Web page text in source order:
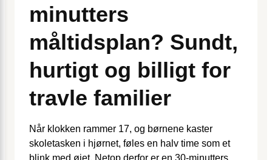
minutters
måltidsplan? Sundt,
hurtigt og billigt for
travle familier
Når klokken rammer 17, og børnene kaster
skoletasken i hjørnet, føles en halv time som et